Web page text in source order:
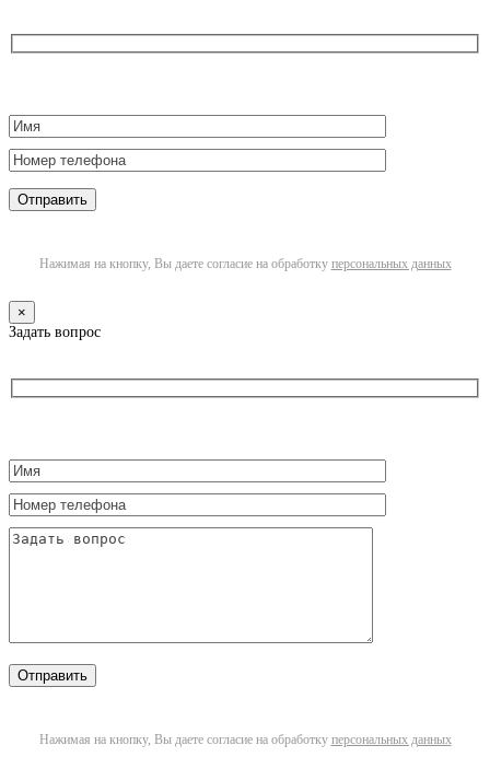
Нажимая на кнопку, Вы даете согласие на обработку персональных данных
×
Задать вопрос
Нажимая на кнопку, Вы даете согласие на обработку персональных данных